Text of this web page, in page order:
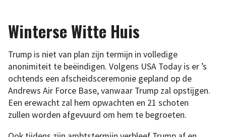
Winterse Witte Huis
Trump is niet van plan zijn termijn in volledige
anonimiteit te beëindigen. Volgens USA Today is er ’s
ochtends een afscheidsceremonie gepland op de
Andrews Air Force Base, vanwaar Trump zal opstijgen.
Een erewacht zal hem opwachten en 21 schoten
zullen worden afgevuurd om hem te begroeten.